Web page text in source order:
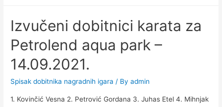
Izvučeni dobitnici karata za
Petrolend aqua park –
14.09.2021.
Spisak dobitnika nagradnih igara / Byadmin
1. Kovinčić Vesna 2. Petrović Gordana 3. Juhas Etel 4. Mihnjak